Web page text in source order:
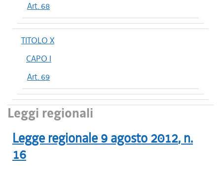
Art. 68
TITOLO X
CAPO I
Art. 69
Leggi regionali
Legge regionale 9 agosto 2012, n.
16